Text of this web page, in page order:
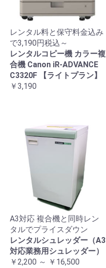
レンタル料と保守料金込み
で3,190円税込～
レンタルコピー機 カラー複
合機 Canon iR-ADVANCE
C3320F 【ライトプラン】
￥3,190
A3対応 複合機と同時レン
タルでプライスダウン
レンタルシュレッダー（A3
対応業務用シュレッダー）
￥2,200 ～ ￥16,500